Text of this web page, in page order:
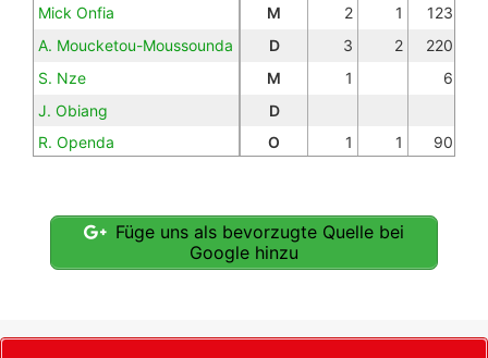
Mick Onfia
M 2 1
123
A. Moucketou-Moussounda
D 3 2
220
S. Nze
M 1
6
J. Obiang
D
R. Openda
O 1 1
90
Füge uns als bevorzugte Quelle bei
Google hinzu